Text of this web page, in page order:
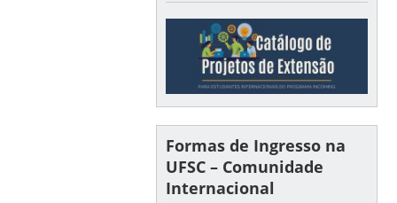
Formas de Ingresso na
UFSC – Comunidade
Internacional